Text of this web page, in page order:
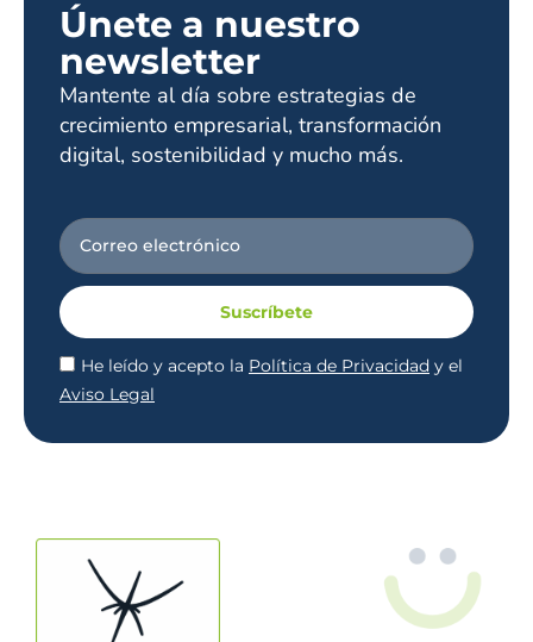
Únete a nuestro
newsletter
Mantente al día sobre estrategias de
crecimiento empresarial, transformación
digital, sostenibilidad y mucho más.
He leído y acepto la Política de Privacidad y el
Aviso Legal
Suscríbete